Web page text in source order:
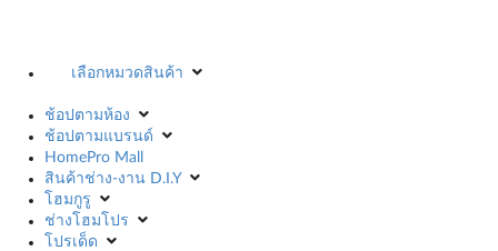
เลือกหมวดสินค้า
ช้อปตามห้อง
ช้อปตามแบรนด์
HomePro Mall
สินค้าช่าง-งาน D.I.Y
โฮมกูรู
ช่างโฮมโปร
โปรเด็ด